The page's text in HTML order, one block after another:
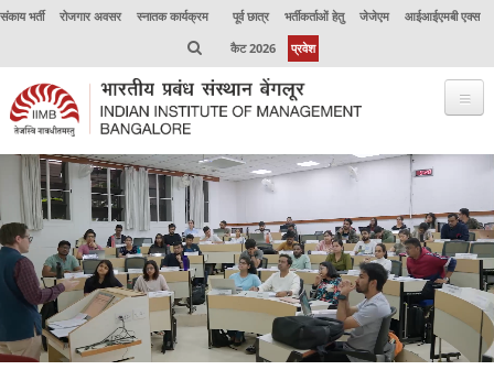
संकाय भर्ती रोजगार अवसर स्नातक कार्यक्रम पूर्व छात्र भर्तीकर्ताओं हेतु जेजेएम
आईआईएमबी एक्स
कैट 2026
प्रवेश